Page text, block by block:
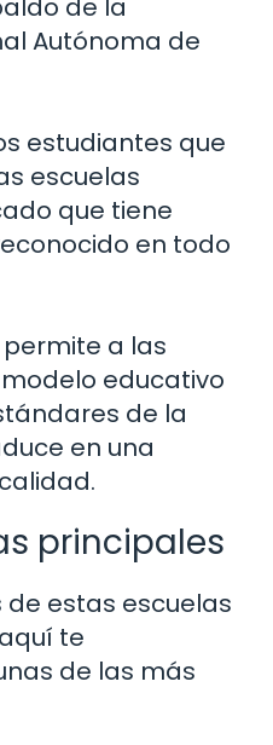
de la
Autónoma de
estudiantes que
escuelas
que tiene
en todo
a las
educativo
de la
en una
principales
estas escuelas
te
de las más